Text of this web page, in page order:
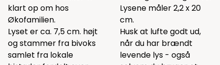
klart op om hos
Økofamilien.
Lyset er ca. 7,5 cm. højt
og stammer fra bivoks
samlet fra lokale
Lysene måler 2,2 x 20
cm.
Husk at lufte godt ud,
når du har brændt
levende lys - også